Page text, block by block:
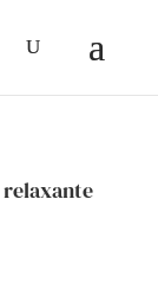
relaxante